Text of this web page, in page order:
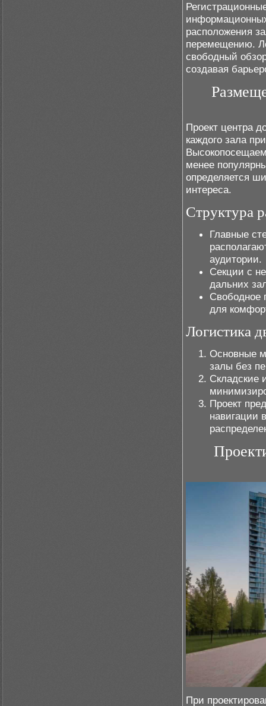
расположения
перемещению.
свободный
создавая
Проект центра
каждого зала
менее
определяется
интереса.
Структура
Главные
аудитории.
Секции с
дальних
Свободное
для
Логистика
Основные
залы без
Складские
Проект
навигации
При